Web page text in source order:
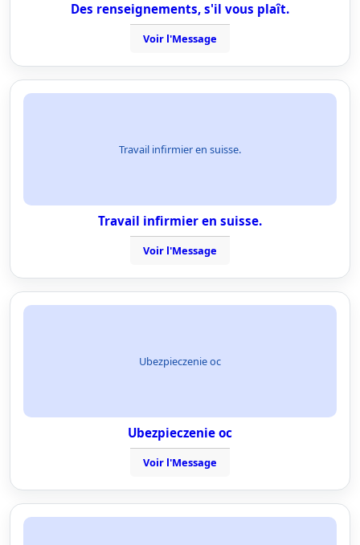
Des renseignements, s'il vous plaît.
Voir l'Message
Travail infirmier en suisse.
Travail infirmier en suisse.
Voir l'Message
Ubezpieczenie oc
Ubezpieczenie oc
Voir l'Message